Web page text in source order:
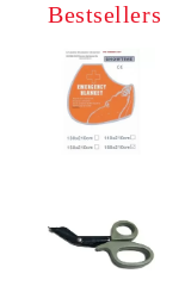
Bestsellers